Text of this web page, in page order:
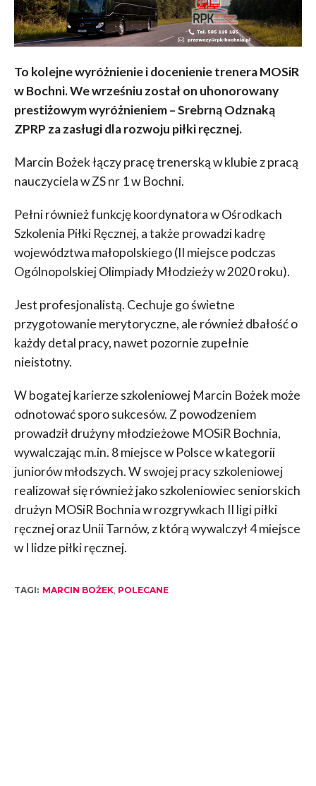
To kolejne wyróżnienie i docenienie trenera MOSiR
w Bochni. We wrześniu został on uhonorowany
prestiżowym wyróżnieniem – Srebrną Odznaką
ZPRP za zasługi dla rozwoju piłki ręcznej.
Marcin Bożek łączy pracę trenerską w klubie z pracą
nauczyciela w ZS nr 1 w Bochni.
Pełni również funkcję koordynatora w Ośrodkach
Szkolenia Piłki Ręcznej, a także prowadzi kadrę
województwa małopolskiego (II miejsce podczas
Ogólnopolskiej Olimpiady Młodzieży w 2020 roku).
Jest profesjonalistą. Cechuje go świetne
przygotowanie merytoryczne, ale również dbałość o
każdy detal pracy, nawet pozornie zupełnie
nieistotny.
W bogatej karierze szkoleniowej Marcin Bożek może
odnotować sporo sukcesów. Z powodzeniem
prowadził drużyny młodzieżowe MOSiR Bochnia,
wywalczając m.in. 8 miejsce w Polsce w kategorii
juniorów młodszych. W swojej pracy szkoleniowej
realizował się również jako szkoleniowiec seniorskich
drużyn MOSiR Bochnia w rozgrywkach II ligi piłki
ręcznej oraz Unii Tarnów, z którą wywalczył 4 miejsce
w I lidze piłki ręcznej.
TAGI: MARCIN BOŻEK, POLECANE